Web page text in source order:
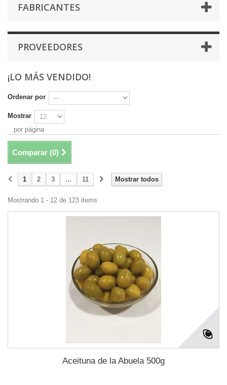
FABRICANTES
PROVEEDORES
¡LO MÁS VENDIDO!
Ordenar por
Mostrar
por página
Comparar (0)
Mostrar todos
1 2 3 ... 11
Mostrando 1 - 12 de 123 items
Aceituna de la Abuela 500g